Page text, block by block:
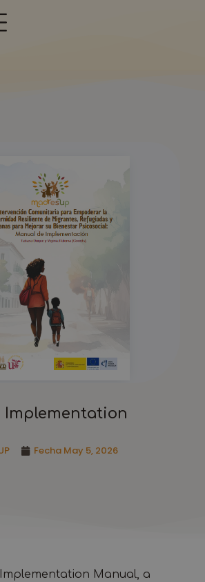
Implementation
Fecha May 5, 2026
Manual, a